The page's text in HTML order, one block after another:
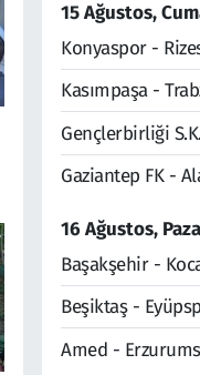
15 Ağustos,
Konyaspor -
Kasımpaşa -
Gençlerbirliği
Gaziantep FK -
16 Ağustos,
Başakşehir -
Beşiktaş -
Amed -